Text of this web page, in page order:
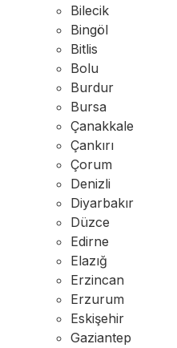
Bilecik
Bingöl
Bitlis
Bolu
Burdur
Bursa
Çanakkale
Çankırı
Çorum
Denizli
Diyarbakır
Düzce
Edirne
Elazığ
Erzincan
Erzurum
Eskişehir
Gaziantep